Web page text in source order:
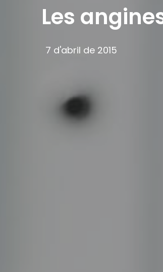
Les
7 d'abril de 2015